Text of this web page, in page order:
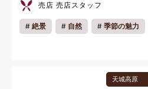
売店 売店スタッフ
絶景 自然 季節の魅力
天城高原